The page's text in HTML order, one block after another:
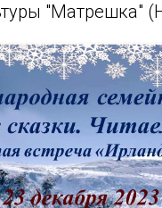
"Матрешка"